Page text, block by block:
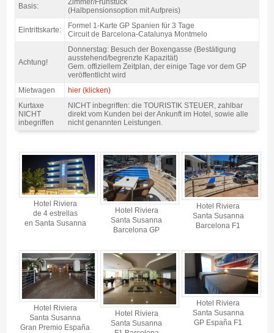
Basis:
(Halbpensionsoption mit Aufpreis)
Eintrittskarte:
Formel 1-Karte GP Spanien für 3 Tage
Circuit de Barcelona-Catalunya Montmelo
Achtung!
Donnerstag: Besuch der Boxengasse (Bestätigung
ausstehend/begrenzte Kapazität)
Gem. offiziellem Zeitplan, der einige Tage vor dem GP
veröffentlicht wird
Mietwagen
hier (klicken)
Kurtaxe
NICHT
inbegriffen
NICHT inbegriffen: die TOURISTIK STEUER, zahlbar
direkt vom Kunden bei der Ankunft im Hotel, sowie alle
nicht genannten Leistungen.
Hotel Riviera
de 4 estrellas
en Santa Susanna
Hotel Riviera
Santa Susanna
Barcelona GP
Hotel Riviera
Santa Susanna
Barcelona F1
Hotel Riviera
Santa Susanna
Gran Premio España
Hotel Riviera
Santa Susanna
Hotel Riviera
Santa Susanna
GP España F1